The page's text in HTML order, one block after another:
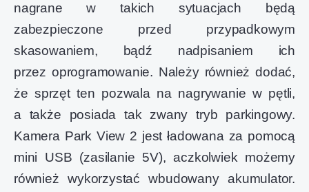
nagrane w takich sytuacjach będą
zabezpieczone przed przypadkowym
skasowaniem, bądź nadpisaniem ich
przez oprogramowanie. Należy również dodać,
że sprzęt ten pozwala na nagrywanie w pętli,
a także posiada tak zwany tryb parkingowy.
Kamera Park View 2 jest ładowana za pomocą
mini USB (zasilanie 5V), aczkolwiek możemy
również wykorzystać wbudowany akumulator.